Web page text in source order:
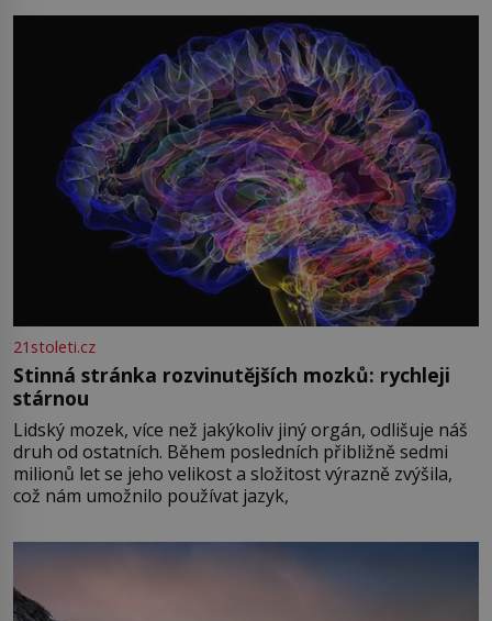
přízračná scéna znamená? Je jaro roku 1945, druhá
světová válka se chýlí ke konci. Jezero Stolpsee
21stoleti.cz
Stinná stránka rozvinutějších mozků: rychleji
stárnou
Lidský mozek, více než jakýkoliv jiný orgán, odlišuje náš
druh od ostatních. Během posledních přibližně sedmi
milionů let se jeho velikost a složitost výrazně zvýšila,
což nám umožnilo používat jazyk,